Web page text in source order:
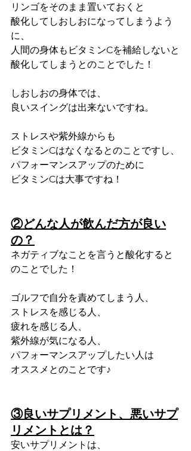
リンゴをそのまま置いておくと
酸化してしおしおになってしまうよう
に、
人間の身体もビタミンCを補給しないと
酸化してしまうとのことでした！
しおしおの身体では、
良いスイングは出来ないですね。
ストレスや紫外線からも
ビタミンCはなくなるとのことですし、
パフォーマンスアップのために
ビタミンCは大事ですね！
②どんな人が飲んだ方が良い
の？
ネガティブなことを言うと酸化すると
のことでした！
ゴルフで自分を責めてしまう人、
ストレスを感じる人、
疲れを感じる人、
紫外線が気になる人、
パフォーマンスアップしたい人は
オススメとのことです♪
③良いサプリメント、悪いサプ
リメントとは？
安いサプリメントは、